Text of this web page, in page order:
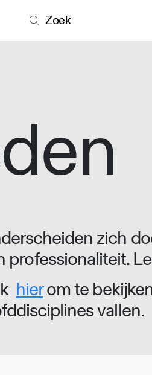
Zoek
zich
hierom te
vallen.